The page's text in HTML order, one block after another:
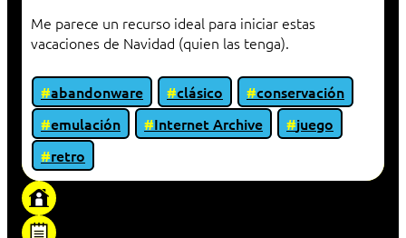
Me parece un recurso ideal para iniciar estas
vacaciones de Navidad (quien las tenga).
abandonware clásico
conservación
emulación
Internet Archive
juego
retro